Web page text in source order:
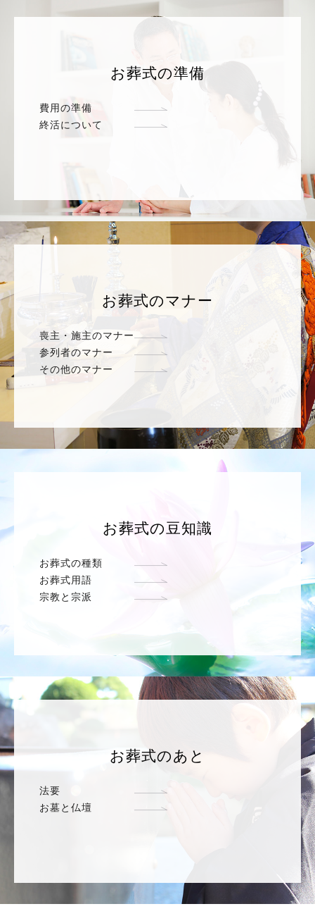
お葬式の準備
費用の準備
終活について
お葬式のマナー
喪主・施主のマナー
参列者のマナー
その他のマナー
お葬式の豆知識
お葬式の種類
お葬式用語
宗教と宗派
お葬式のあと
法要
お墓と仏壇